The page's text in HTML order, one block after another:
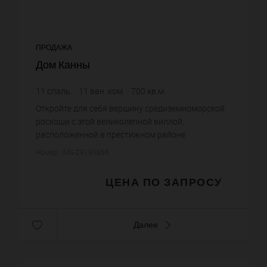
ПРОДАЖА
Дом Канны
спаль. ван. ком. 700 кв.м.
4 600
Откройте для себя вершину средиземноморской
роскоши с этой великолепной виллой,
расположенной в престижном районе
ЦЕНА ПО ЗАПРОСУ
Далее